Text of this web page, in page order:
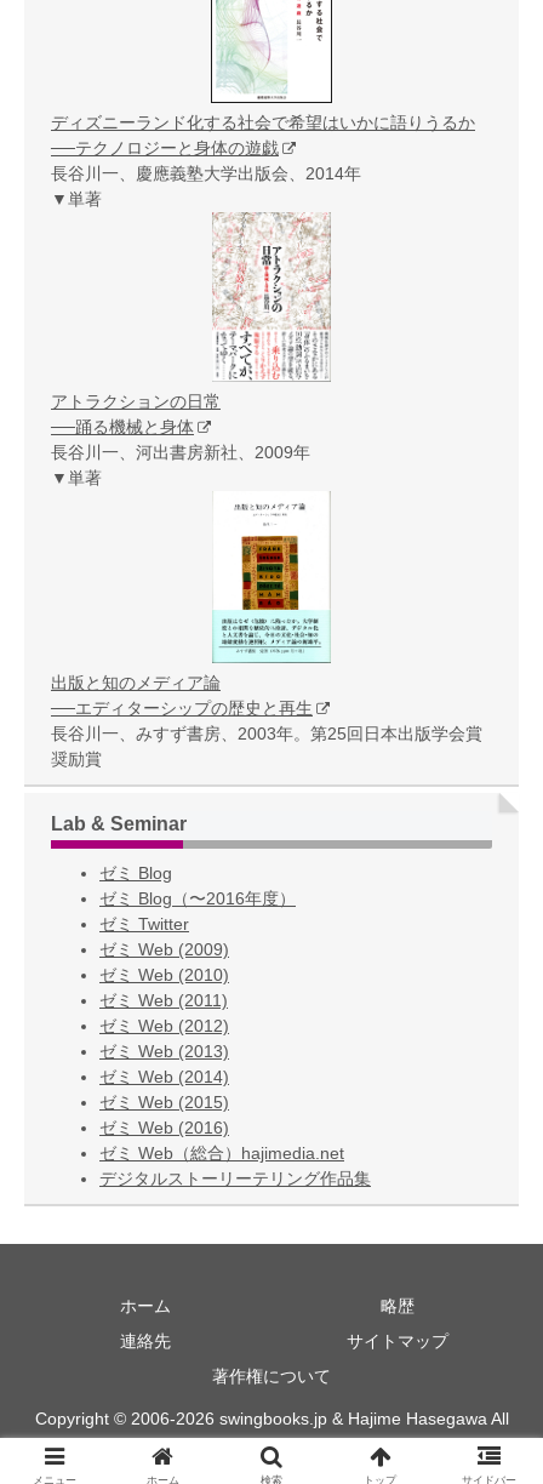
ディズニーランド化する社会で希望はいかに語りうるか
──テクノロジーと身体の遊戯
長谷川一、慶應義塾大学出版会、2014年
▼単著
アトラクションの日常
──踊る機械と身体
長谷川一、河出書房新社、2009年
▼単著
出版と知のメディア論
──エディターシップの歴史と再生
長谷川一、みすず書房、2003年。第25回日本出版学会賞
奨励賞
Lab & Seminar
ゼミ Blog
ゼミ Blog（〜2016年度）
ゼミ Twitter
ゼミ Web (2009)
ゼミ Web (2010)
ゼミ Web (2011)
ゼミ Web (2012)
ゼミ Web (2013)
ゼミ Web (2014)
ゼミ Web (2015)
ゼミ Web (2016)
ゼミ Web（総合）hajimedia.net
デジタルストーリーテリング作品集
ホーム
略歴
連絡先
サイトマップ
著作権について
Copyright © 2006-2026 swingbooks.jp & Hajime Hasegawa All
Rights Reserved.
メニュー ホーム 検索 トップ サイドバー